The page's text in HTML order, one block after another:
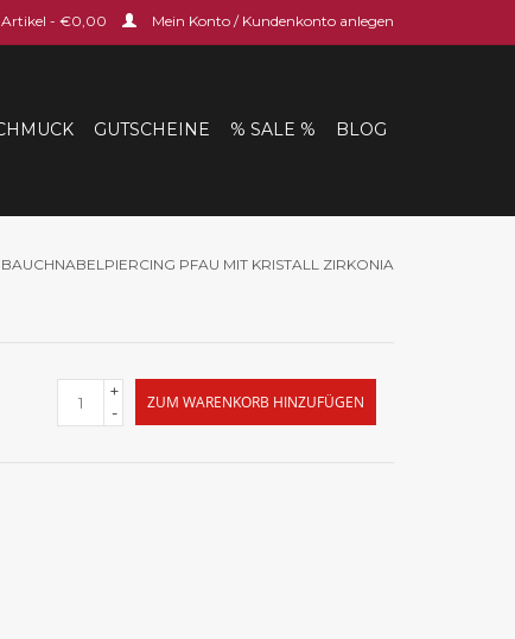
- €0,00 Mein Konto / Kundenkonto anlegen
GUTSCHEINE % SALE % BLOG
BAUCHNABELPIERCING PFAU MIT KRISTALL ZIRKONIA
+
-
ZUM WARENKORB HINZUFÜGEN